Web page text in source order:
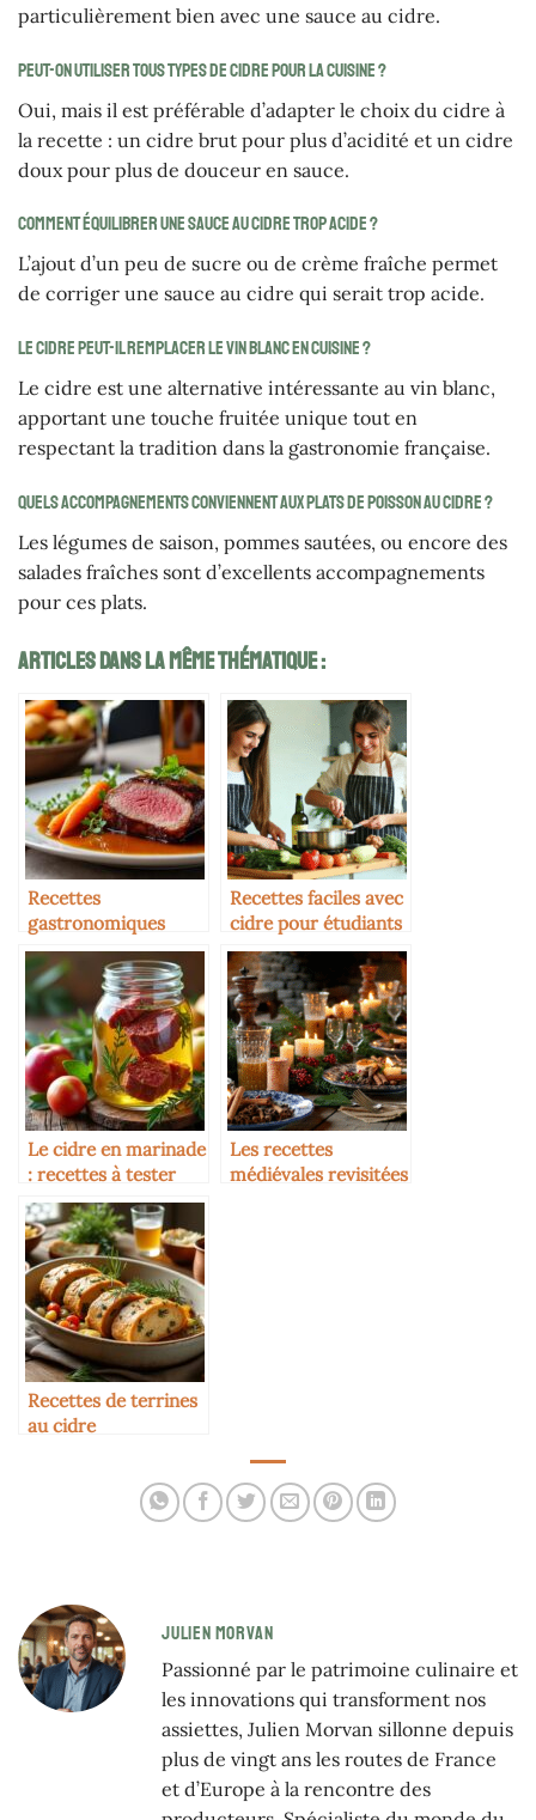
particulièrement bien avec une sauce au cidre.
Peut-on utiliser tous types de cidre pour la cuisine ?
Oui, mais il est préférable d’adapter le choix du cidre à
la recette : un cidre brut pour plus d’acidité et un cidre
doux pour plus de douceur en sauce.
Comment équilibrer une sauce au cidre trop acide ?
L’ajout d’un peu de sucre ou de crème fraîche permet
de corriger une sauce au cidre qui serait trop acide.
Le cidre peut-il remplacer le vin blanc en cuisine ?
Le cidre est une alternative intéressante au vin blanc,
apportant une touche fruitée unique tout en
respectant la tradition dans la gastronomie française.
Quels accompagnements conviennent aux plats de poisson au cidre ?
Les légumes de saison, pommes sautées, ou encore des
salades fraîches sont d’excellents accompagnements
pour ces plats.
Articles Dans La Même Thématique :
Recettes
gastronomiques
avec cidre réduit
Recettes faciles avec
cidre pour étudiants
Le cidre en marinade
: recettes à tester
Les recettes
médiévales revisitées
Recettes de terrines
au cidre
JULIEN MORVAN
Passionné par le patrimoine culinaire et
les innovations qui transforment nos
assiettes, Julien Morvan sillonne depuis
plus de vingt ans les routes de France
et d’Europe à la rencontre des